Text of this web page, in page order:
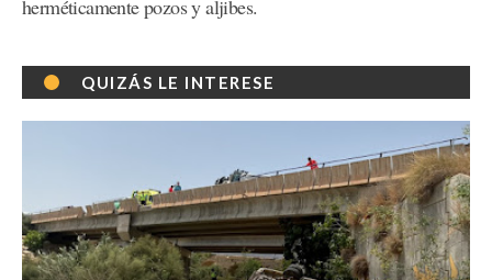
herméticamente pozos y aljibes.
QUIZÁS LE INTERESE